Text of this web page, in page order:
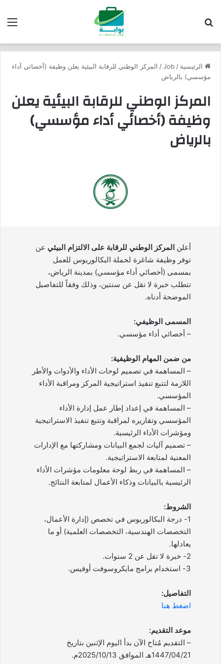
الرئيسية /
Job
/ المركز الوطني للرقابة البيئية يعلن وظيفة (أخصائي أداء
مؤسسي) بالرياض
المركز الوطني للرقابة البيئية يعلن
وظيفة (أخصائي أداء مؤسسي)
بالرياض
أعلن المركز الوطني للرقابة على الالتزام البيئي عن
توفر وظيفة شاغرة لحملة البكالوريوس للعمل
بمسمى (أخصائي أداء مؤسسي) بمدينة الرياض،
تتطلب خبرة لا تقل عن سنتين، وذلك وفقاً للتفاصيل
الموضحة أدناه.
المسمى الوظيفي:
– أخصائي أداء مؤسسي.
من ضمن المهام الوظيفية:
– المساهمة في تصميم لوحات الأداء والأدوات والأطر
اللازمة لتتبع تنفيذ استراتيجية المركز ومراقبة الأداء
المؤسسي.
– المساهمة في إعداد إطار عمل إدارة الأداء
المؤسسي وتقاريره لمراقبة وتتبع تنفيذ الاستراتيجية
ومؤشرات الأداء الرئيسية.
– تصميم آليات لجمع البيانات ومشاركتها مع الإدارات
المعنية لمتابعة الاستراتيجية.
– المساهمة في ربط لوحة معلومات مؤشرات الأداء
الرئيسية بالبيانات وذكاء الأعمال لمتابعة النتائج.
الشروط:
1- درجة البكالوريوس في تخصص (إدارة الأعمال،
التخصصات الهندسية، التخصصات العلمية) أو ما
يعادلها.
2- خبرة لا تقل عن 2 سنوات.
3- استخدام برامج مايكروسوفت أوفيس.
التفاصيل:
اضغط هنا
موعد التقديم:
– التقديم مُتاح الآن بدأ اليوم الإثنين بتاريخ
1447/04/21هـ الموافق 2025/10/13م.